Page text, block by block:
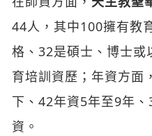
44人，其中100擁有教
格、32是碩士、博士
育培訓資歷；年資方面
下、42年資5年至9年
資。